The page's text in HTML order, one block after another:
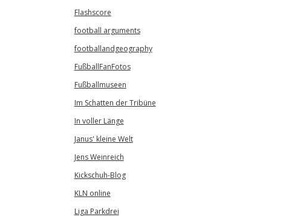
Flashscore
football arguments
footballandgeography
FußballFanFotos
Fußballmuseen
Im Schatten der Tribüne
In voller Länge
Janus' kleine Welt
Jens Weinreich
Kickschuh-Blog
KLN online
Liga Parkdrei